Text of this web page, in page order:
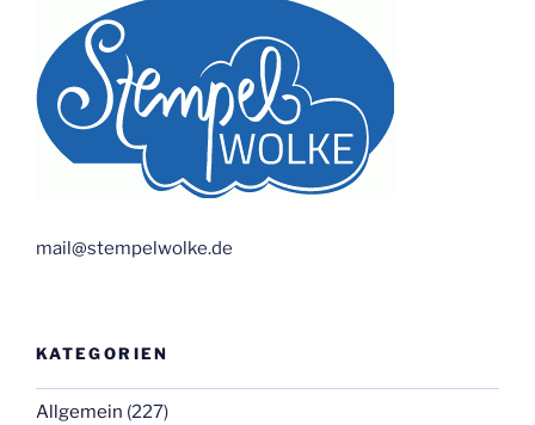
mail@stempelwolke.de
KATEGORIEN
Allgemein (227)